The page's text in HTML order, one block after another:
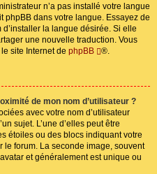
n’a pas installé votre langue
phpBB dans votre langue. Essayez de
la langue désirée. Si elle
une nouvelle traduction. Vous
site Internet de phpBB ®.
de mon nom d’utilisateur ?
avec votre nom d’utilisateur
sujet. L’une d’elles peut être
étoiles ou des blocs indiquant votre
le forum. La seconde image, souvent
et généralement est unique ou